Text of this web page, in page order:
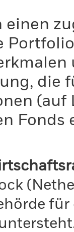
einen
die
Fonds